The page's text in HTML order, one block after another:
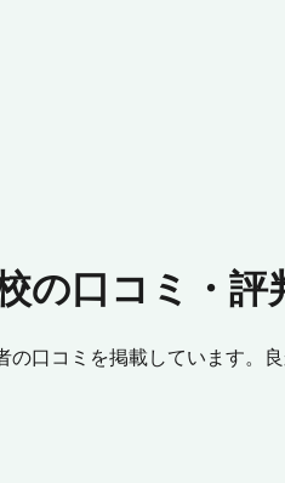
の口コミ・評
の口コミを掲載しています。